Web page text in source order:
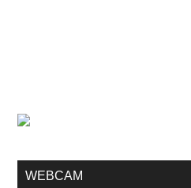
WEBCAM